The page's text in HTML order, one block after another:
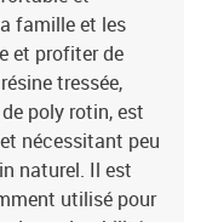
: résine
massif avec finition à
H)Dimension du siège :
du sol : 37 cmHauteur
de la table
: beigeMatériau :
d'acacia massif avec
(L x l x H)Coussin
: tissu (100 %
famille et les
et profiter de
tressée,
poly rotin, est
nécessitant peu
naturel. Il est
utilisé pour